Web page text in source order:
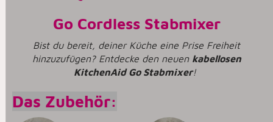
Go Cordless Stabmixer
Bist du bereit, deiner Küche eine Prise Freiheit
hinzuzufügen? Entdecke den neuen kabellosen
KitchenAid Go Stabmixer!
Das Zubehör: